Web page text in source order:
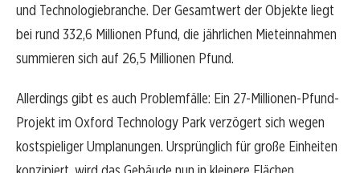
und Technologiebranche. Der Gesamtwert der Objekte liegt
bei rund 332,6 Millionen Pfund, die jährlichen Mieteinnahmen
summieren sich auf 26,5 Millionen Pfund.
Allerdings gibt es auch Problemfälle: Ein 27-Millionen-Pfund-
Projekt im Oxford Technology Park verzögert sich wegen
kostspieliger Umplanungen. Ursprünglich für große Einheiten